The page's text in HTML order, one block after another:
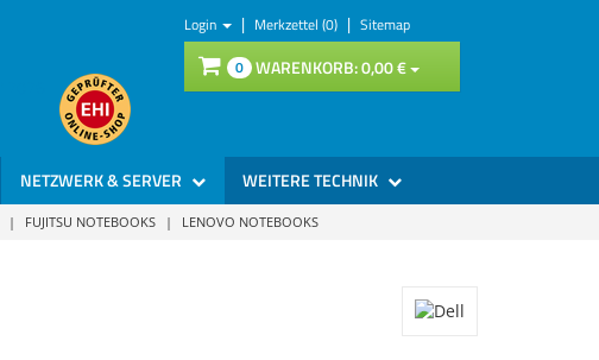
Login | Merkzettel (0) | Sitemap
0 WARENKORB:0,00€
NETZWERK & SERVER WEITERE TECHNIK
| FUJITSU NOTEBOOKS | LENOVO NOTEBOOKS